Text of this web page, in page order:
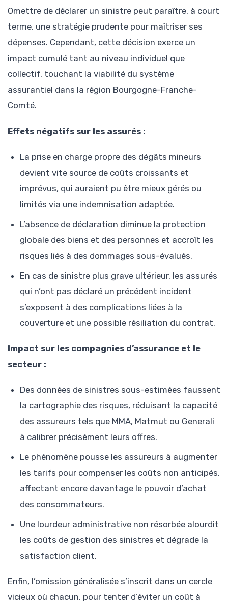
Omettre de déclarer un sinistre peut paraître, à court
terme, une stratégie prudente pour maîtriser ses
dépenses. Cependant, cette décision exerce un
impact cumulé tant au niveau individuel que
collectif, touchant la viabilité du système
assurantiel dans la région Bourgogne-Franche-
Comté.
Effets négatifs sur les assurés :
La prise en charge propre des dégâts mineurs
devient vite source de coûts croissants et
imprévus, qui auraient pu être mieux gérés ou
limités via une indemnisation adaptée.
L’absence de déclaration diminue la protection
globale des biens et des personnes et accroît les
risques liés à des dommages sous-évalués.
En cas de sinistre plus grave ultérieur, les assurés
qui n’ont pas déclaré un précédent incident
s’exposent à des complications liées à la
couverture et une possible résiliation du contrat.
Impact sur les compagnies d’assurance et le
secteur :
Des données de sinistres sous-estimées faussent
la cartographie des risques, réduisant la capacité
des assureurs tels que MMA, Matmut ou Generali
à calibrer précisément leurs offres.
Le phénomène pousse les assureurs à augmenter
les tarifs pour compenser les coûts non anticipés,
affectant encore davantage le pouvoir d’achat
des consommateurs.
Une lourdeur administrative non résorbée alourdit
les coûts de gestion des sinistres et dégrade la
satisfaction client.
Enfin, l’omission généralisée s’inscrit dans un cercle
vicieux où chacun, pour tenter d’éviter un coût à